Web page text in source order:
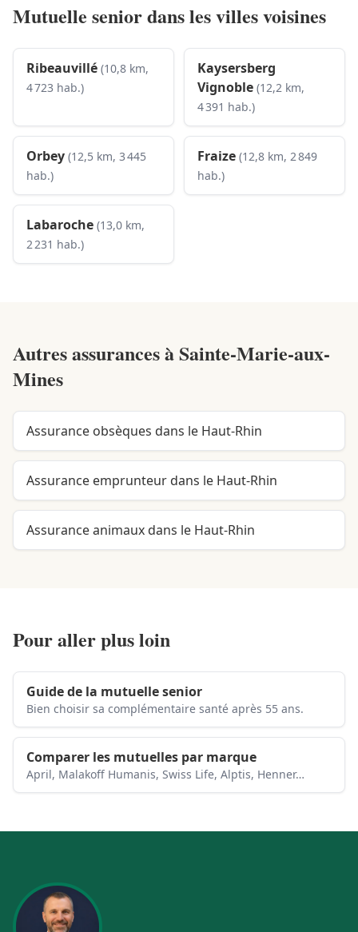
Mutuelle senior dans les villes voisines
Ribeauvillé (10,8 km,
4 723 hab.)
Kaysersberg
Vignoble (12,2 km,
4 391 hab.)
Orbey (12,5 km, 3 445
hab.)
Fraize (12,8 km, 2 849
hab.)
Labaroche (13,0 km,
2 231 hab.)
Autres assurances àSainte-Marie-aux-
Mines
Assurance obsèques dans le Haut-Rhin
Assurance emprunteur dans le Haut-Rhin
Assurance animaux dans le Haut-Rhin
Pour aller plus loin
Guide de la mutuelle senior
Bien choisir sa complémentaire santé après 55 ans.
Comparer les mutuelles par marque
April, Malakoff Humanis, Swiss Life, Alptis, Henner…